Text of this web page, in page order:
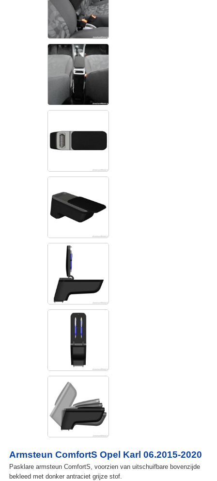
Armsteun ComfortS Opel Karl 06.2015-2020
Pasklare armsteun ComfortS, voorzien van uitschuifbare bovenzijde
bekleed met donker antraciet grijze stof.